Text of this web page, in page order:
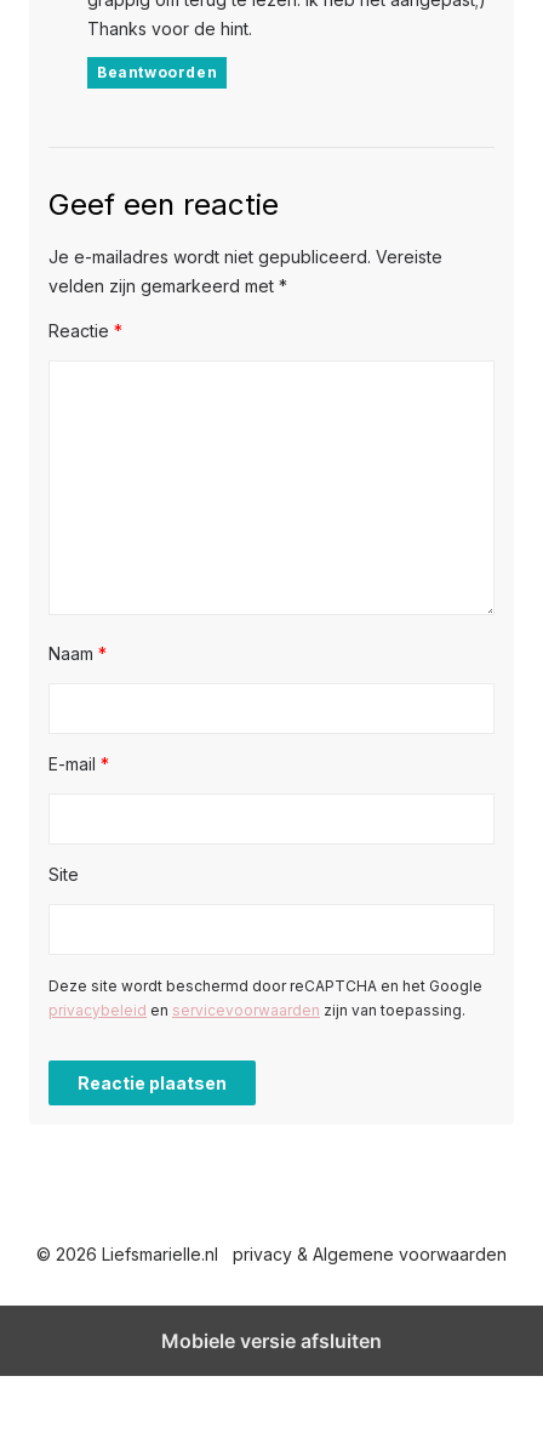
Thanks voor de hint.
Beantwoorden
Geef een reactie
Je e-mailadres wordt niet gepubliceerd. Vereiste
velden zijn gemarkeerd met *
Reactie *
Naam *
E-mail *
Site
Deze site wordt beschermd door reCAPTCHA en het Google
privacybeleid en servicevoorwaarden zijn van toepassing.
© 2026 Liefsmarielle.nl privacy & Algemene voorwaarden
Mobiele versie afsluiten